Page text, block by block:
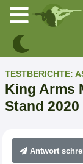
TESTBERICHTE:
King Arms
Stand 2020
Antwort